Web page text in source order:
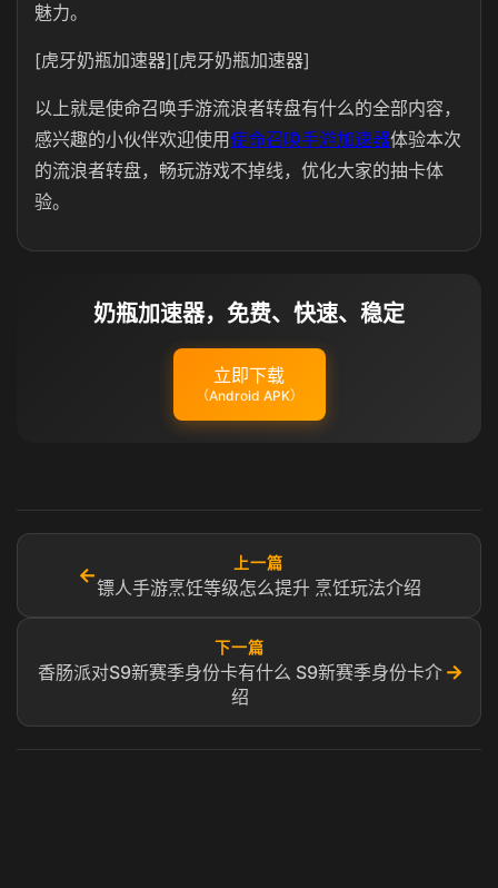
魅力。
[虎牙奶瓶加速器][虎牙奶瓶加速器]
以上就是使命召唤手游流浪者转盘有什么的全部内容，
感兴趣的小伙伴欢迎使用使命召唤手游加速器体验本次
的流浪者转盘，畅玩游戏不掉线，优化大家的抽卡体
验。
奶瓶加速器，免费、快速、稳定
立即下载
（Android APK）
←
上一篇
镖人手游烹饪等级怎么提升 烹饪玩法介绍
下一篇
香肠派对S9新赛季身份卡有什么 S9新赛季身份卡介
绍
→